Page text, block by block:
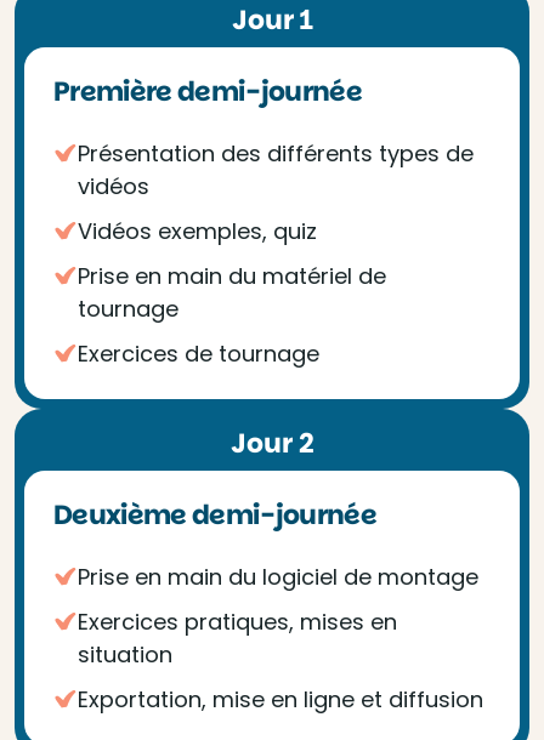
Jour 1
Première demi-journée
Présentation des différents types de
vidéos
Vidéos exemples, quiz
Prise en main du matériel de
tournage
Exercices de tournage
Jour 2
Deuxième demi-journée
Prise en main du logiciel de montage
Exercices pratiques, mises en
situation
Exportation, mise en ligne et diffusion